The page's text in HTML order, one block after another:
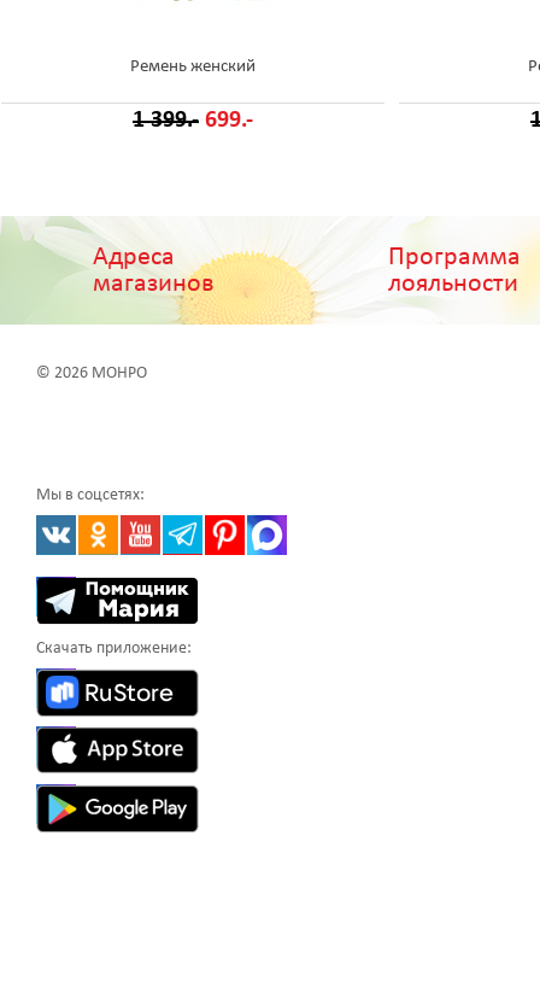
Ремень женский
1 399.- 699.-
Адреса
магазинов
Программа
лояльности
© 2026 МОНРО
Мы в соцсетях:
Скачать приложение: